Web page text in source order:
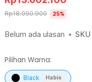
Belum ada ulasan • SKU
Rp18.090.900 25%
Pilihan Warna:
Black Habis